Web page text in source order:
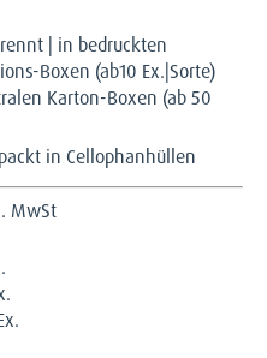
| in bedruckten
Boxen (ab10 Ex.|Sorte)
Karton-Boxen (ab 50
in Cellophanhüllen
MwSt